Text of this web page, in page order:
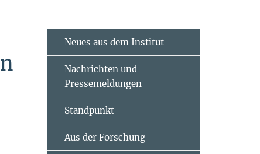
Neues aus dem Institut
Nachrichten und
Pressemeldungen
Standpunkt
Aus der Forschung